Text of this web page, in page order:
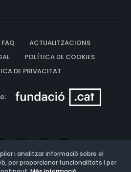
FAQ
ACTUALITZACIONS
POLÍTICA DE COOKIES
DE PRIVACITAT
i analitzar informació sobre el
per proporcionar funcionalitats i per